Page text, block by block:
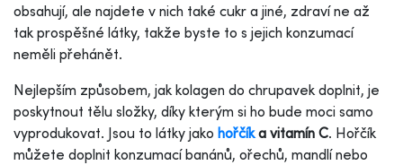
obsahují, ale najdete v nich také cukr a jiné, zdraví ne až
tak prospěšné látky, takže byste to s jejich konzumací
neměli přehánět.
Nejlepším způsobem, jak kolagen do chrupavek doplnit, je
poskytnout tělu složky, díky kterým si ho bude moci samo
vyprodukovat. Jsou to látky jako hořčík a vitamín C. Hořčík
můžete doplnit konzumací banánů, ořechů, mandlí nebo